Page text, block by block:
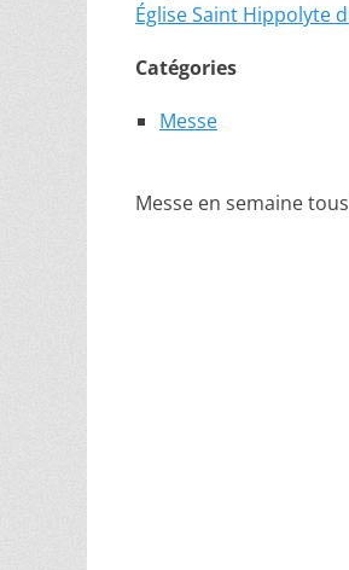
Église Saint Hippolyte
Catégories
Messe
Messe en semaine